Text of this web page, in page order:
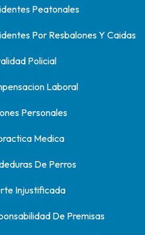
Peatonales
Por Resbalones Y Caidas
Policial
Laboral
Personales
Medica
De Perros
Injustificada
De Premisas